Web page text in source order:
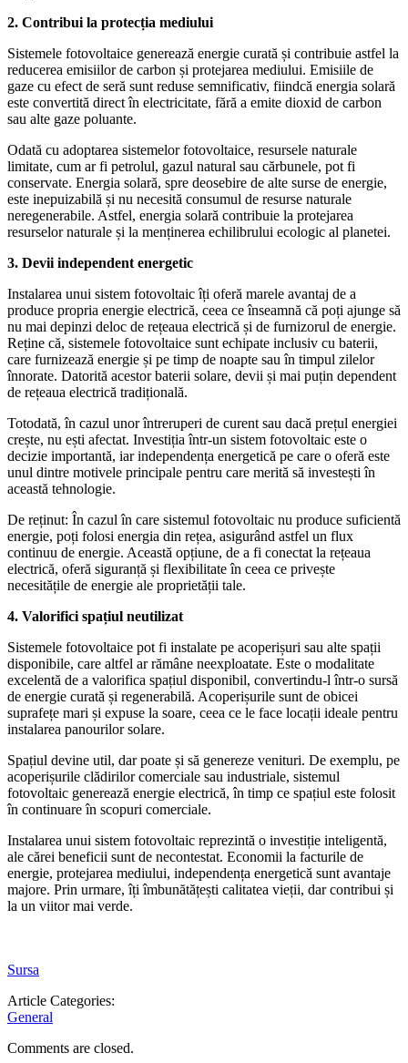
2. Contribui la protecția mediului
Sistemele fotovoltaice generează energie curată și contribuie astfel la
reducerea emisiilor de carbon și protejarea mediului. Emisiile de
gaze cu efect de seră sunt reduse semnificativ, fiindcă energia solară
este convertită direct în electricitate, fără a emite dioxid de carbon
sau alte gaze poluante.
Odată cu adoptarea sistemelor fotovoltaice, resursele naturale
limitate, cum ar fi petrolul, gazul natural sau cărbunele, pot fi
conservate. Energia solară, spre deosebire de alte surse de energie,
este inepuizabilă și nu necesită consumul de resurse naturale
neregenerabile. Astfel, energia solară contribuie la protejarea
resurselor naturale și la menținerea echilibrului ecologic al planetei.
3. Devii independent energetic
Instalarea unui sistem fotovoltaic îți oferă marele avantaj de a
produce propria energie electrică, ceea ce înseamnă că poți ajunge să
nu mai depinzi deloc de rețeaua electrică și de furnizorul de energie.
Reține că, sistemele fotovoltaice sunt echipate inclusiv cu baterii,
care furnizează energie și pe timp de noapte sau în timpul zilelor
înnorate. Datorită acestor baterii solare, devii și mai puțin dependent
de rețeaua electrică tradițională.
Totodată, în cazul unor întreruperi de curent sau dacă prețul energiei
crește, nu ești afectat. Investiția într-un sistem fotovoltaic este o
decizie importantă, iar independența energetică pe care o oferă este
unul dintre motivele principale pentru care merită să investești în
această tehnologie.
De reținut: În cazul în care sistemul fotovoltaic nu produce suficientă
energie, poți folosi energia din rețea, asigurând astfel un flux
continuu de energie. Această opțiune, de a fi conectat la rețeaua
electrică, oferă siguranță și flexibilitate în ceea ce privește
necesitățile de energie ale proprietății tale.
4. Valorifici spațiul neutilizat
Sistemele fotovoltaice pot fi instalate pe acoperișuri sau alte spații
disponibile, care altfel ar rămâne neexploatate. Este o modalitate
excelentă de a valorifica spațiul disponibil, convertindu-l într-o sursă
de energie curată și regenerabilă. Acoperișurile sunt de obicei
suprafețe mari și expuse la soare, ceea ce le face locații ideale pentru
instalarea panourilor solare.
Spațiul devine util, dar poate și să genereze venituri. De exemplu, pe
acoperișurile clădirilor comerciale sau industriale, sistemul
fotovoltaic generează energie electrică, în timp ce spațiul este folosit
în continuare în scopuri comerciale.
Instalarea unui sistem fotovoltaic reprezintă o investiție inteligentă,
ale cărei beneficii sunt de necontestat. Economii la facturile de
energie, protejarea mediului, independența energetică sunt avantaje
majore. Prin urmare, îți îmbunătățești calitatea vieții, dar contribui și
la un viitor mai verde.
Sursa
Article Categories:
General
Comments are closed.